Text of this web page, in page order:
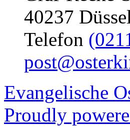
40237
Telefon
Evangelische
Proudly